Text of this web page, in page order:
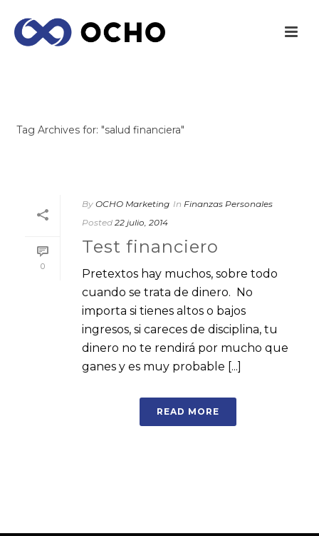
Tag Archives for: "salud financiera"
0
By OCHO Marketing In Finanzas Personales
Posted 22 julio, 2014
Test financiero
Pretextos hay muchos, sobre todo
cuando se trata de dinero. No
importa si tienes altos o bajos
ingresos, si careces de disciplina, tu
dinero no te rendirá por mucho que
ganes y es muy probable [...]
READ MORE